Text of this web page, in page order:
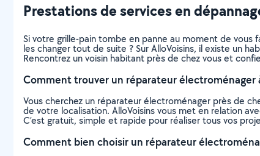
Prestations de services en
Si votre grille-pain tombe en panne au moment de
les changer tout de suite ? Sur AlloVoisins, il existe un
Rencontrez un voisin habitant près de chez vous et
Comment trouver un réparateur électroménager
Vous cherchez un réparateur électroménager près de
de votre localisation. AlloVoisins vous met en relation
C’est gratuit, simple et rapide pour réaliser tous vos
Comment bien choisir un réparateur